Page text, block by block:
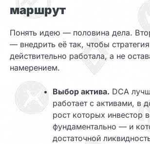
маршрут
Понять идею — половина дела.
— внедрить её так, чтобы стратегия
действительно работала, а не
намерением.
Выбор актива. DCA
работает с активами, в
рост которых инвестор
фундаментально — и
достаточной